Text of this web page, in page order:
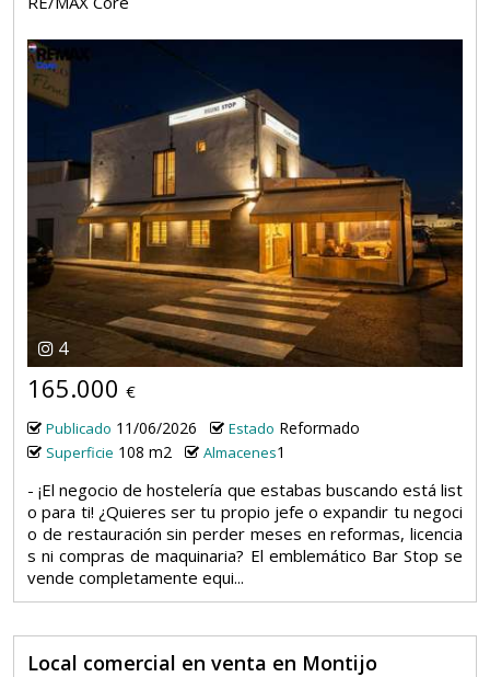
4
165.000 €
Publicado 11/06/2026 Estado Reformado
Superficie 108 m2 Almacenes1
- ¡El negocio de hostelería que estabas buscando está list
o para ti! ¿Quieres ser tu propio jefe o expandir tu negoci
o de restauración sin perder meses en reformas, licencia
s ni compras de maquinaria? El emblemático Bar Stop se
vende completamente equi...
Local comercial en venta en Montijo